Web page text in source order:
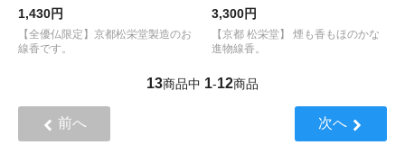
1,430円
【全優仏限定】京都松栄堂製造のお
線香です。
3,300円
【京都 松栄堂】 煙も香もほのかな
進物線香。
13商品中 1-12商品
前へ 次へ